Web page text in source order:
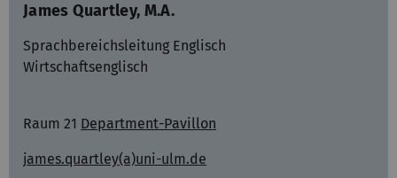
James Quartley, M.A.
Sprachbereichsleitung Englisch
Wirtschaftsenglisch
Raum 21 Department-Pavillon
james.quartley(a)uni-ulm.de